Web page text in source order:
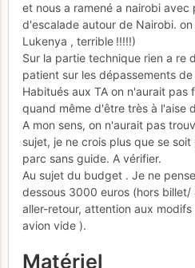
et nous a ramené a nairobi
d'escalade autour de Nairobi.
Lukenya , terrible !!!!!)
Sur la partie technique rien a re
patient sur les dépassements
Habitués aux TA on n'aurait pas
quand même d'être très à l'aise
A mon sens, on n'aurait pas
sujet, je ne crois plus que se
parc sans guide. A vérifier.
Au sujet du budget . Je ne
dessous 3000 euros (hors
aller-retour, attention aux
avion vide ).
Matériel